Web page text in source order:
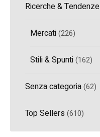
Ricerche & Tendenze
Mercati(226)
Stili & Spunti(162)
Senza categoria(62)
Top Sellers (610)